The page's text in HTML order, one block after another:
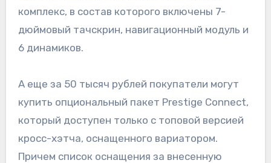
комплекс, в состав которого включены 7-
дюймовый тачскрин, навигационный модуль и
6 динамиков.
А еще за 50 тысяч рублей покупатели могут
купить опциональный пакет Prestige Connect,
который доступен только с топовой версией
кросс-хэтча, оснащенного вариатором.
Причем список оснащения за внесенную